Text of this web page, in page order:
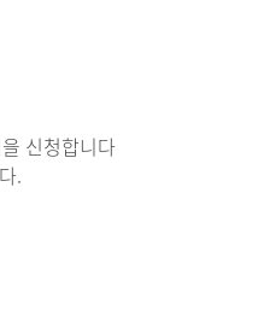
신청합니다
.